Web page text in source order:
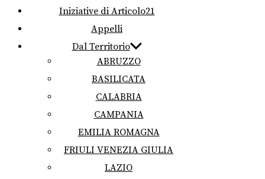
Iniziative di Articolo21
Appelli
Dal Territorio
ABRUZZO
BASILICATA
CALABRIA
CAMPANIA
EMILIA ROMAGNA
FRIULI VENEZIA GIULIA
LAZIO